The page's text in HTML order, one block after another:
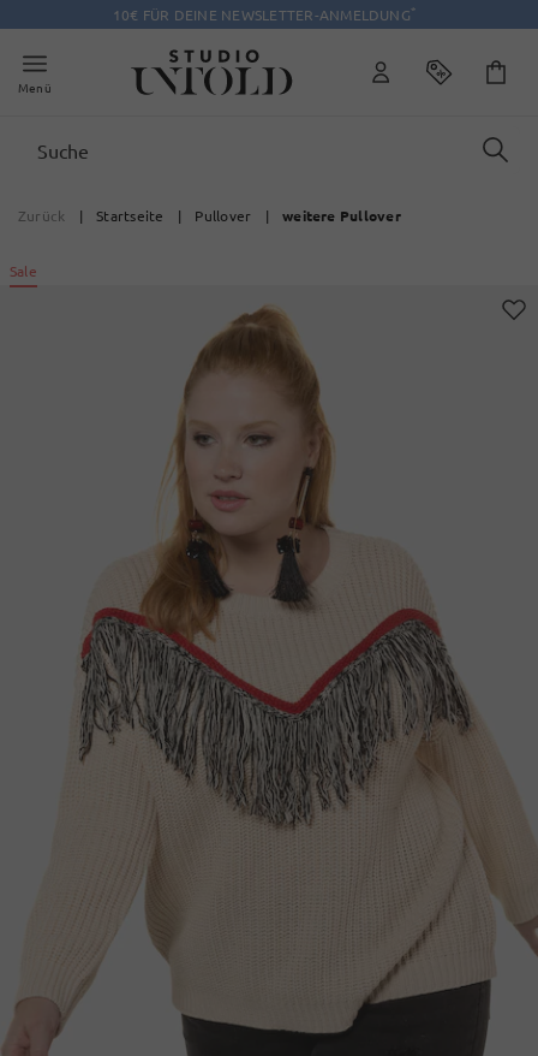
10€ FÜR DEINE NEWSLETTER-ANMELDUNG*
Menü
Zurück | Startseite | Pullover | weitere Pullover
Sale